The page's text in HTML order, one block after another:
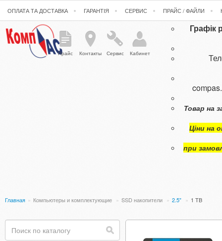
ОПЛАТА ТА ДОСТАВКА ГАРАНТІЯ СЕРВИС ПРАЙС / ФАЙЛИ
Прайс Контакты Сервис Кабинет
Графік
Товар на
Ціни на
при
Главная » Компьютеры и комплектующие » SSD накопители » 2.5" » 1 TB